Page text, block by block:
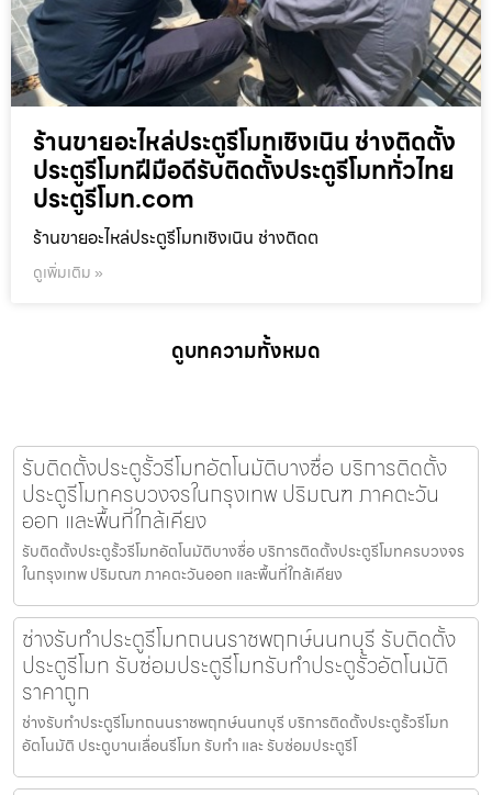
ร้านขายอะไหล่ประตูรีโมทเชิงเนิน ช่างติดตั้ง
ประตูรีโมทฝีมือดีรับติดตั้งประตูรีโมททั่วไทย
ประตูรีโมท.com
ร้านขายอะไหล่ประตูรีโมทเชิงเนิน ช่างติดต
ดูเพิ่มเติม »
ดูบทความทั้งหมด
รับติดตั้งประตูรั้วรีโมทอัตโนมัติบางซื่อ บริการติดตั้ง
ประตูรีโมทครบวงจรในกรุงเทพ ปริมณฑ ภาคตะวัน
ออก และพื้นที่ใกล้เคียง
รับติดตั้งประตูรั้วรีโมทอัตโนมัติบางซื่อ บริการติดตั้งประตูรีโมทครบวงจร
ในกรุงเทพ ปริมณฑ ภาคตะวันออก และพื้นที่ใกล้เคียง
ช่างรับทำประตูรีโมทถนนราชพฤกษ์นนทบุรี รับติดตั้ง
ประตูรีโมท รับซ่อมประตูรีโมทรับทำประตูรั้วอัตโนมัติ
ราคาถูก
ช่างรับทำประตูรีโมทถนนราชพฤกษ์นนทบุรี บริการติดตั้งประตูรั้วรีโมท
อัตโนมัติ ประตูบานเลื่อนรีโมท รับทำ และ รับซ่อมประตูรีโ